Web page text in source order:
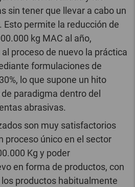
sin tener que llevar a cabo un
permite la reducción de
kg MAC al año,
proceso de nuevo la práctica
formulaciones de
lo que supone un hito
paradigma dentro del
abrasivas.
son muy satisfactorios
proceso único en el sector
Kg y poder
en forma de productos, con
productos habitualmente